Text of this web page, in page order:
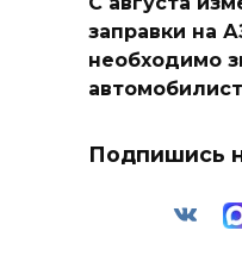
заправки на
необходимо
Подпишись